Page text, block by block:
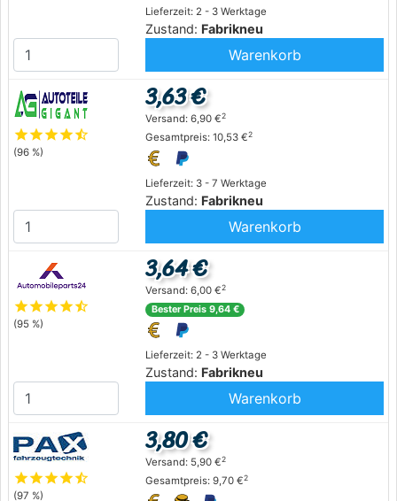
Lieferzeit: 2 - 3 Werktage
Zustand: Fabrikneu
Warenkorb
starstarstarstarstar_half
(96 %)
Lieferzeit: 3 - 7 Werktage
Zustand: Fabrikneu
3,63 €
Versand: 6,90 €2
Gesamtpreis: 10,53 €2
Warenkorb
starstarstarstarstar_half
(95 %)
Lieferzeit: 2 - 3 Werktage
Zustand: Fabrikneu
3,64 €
Versand: 6,00 €2
Bester Preis 9,64 €
Warenkorb
starstarstarstarstar_half
(97 %)
3,80 €
Versand: 5,90 €2
Gesamtpreis: 9,70 €2